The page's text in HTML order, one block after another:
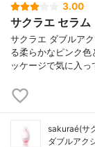
3.00
サクラエ セラム
サクラエ ダブルア
る柔らかなピンク
ッケージで気に入
sakuraé(サ
ダブルアク